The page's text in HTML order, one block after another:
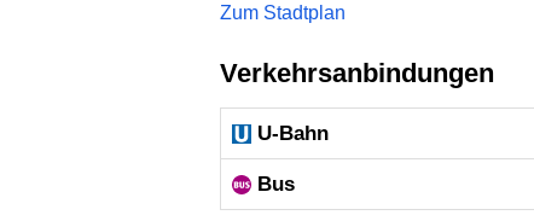
Zum Stadtplan
Verkehrsanbindungen
U-Bahn
Bus